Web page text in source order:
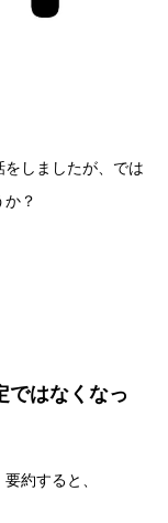
しましたが、では
？
ではなくなっ
約すると、